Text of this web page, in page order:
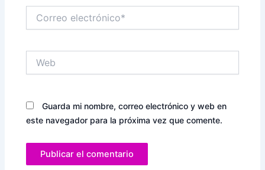
electrónico*
Guarda mi nombre, correo electrónico y web en
este navegador para la próxima vez que comente.